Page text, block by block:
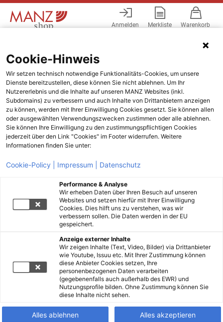
Anmelden Merkliste Warenkorb
Cookie-Hinweis
Wir setzen technisch notwendige Funktionalitäts-Cookies, um unsere
Dienste bereitzustellen, diese können Sie nicht ablehnen. Um Ihr
Nutzererlebnis und die Inhalte auf unseren MANZ Websites (inkl.
Subdomains) zu verbessern und auch Inhalte von Drittanbietern anzeigen
zu können, werden mit Ihrer Einwilligung Cookies gesetzt. Sie können allen
oder ausgewählten Verwendungszwecken zustimmen oder alle ablehnen.
Sie können Ihre Einwilligung zu den zustimmungspflichtigen Cookies
jederzeit über den Link "Cookies" im Footer widerrufen. Weitere
Informationen finden Sie unter:
Cookie-Policy | Impressum | Datenschutz
Performance & Analyse
Wir erheben Daten über Ihren Besuch auf unseren
Websites und setzen hierfür mit Ihrer Einwilligung
Cookies. Dies hilft uns zu verstehen, was wir
verbessern sollen. Die Daten werden in der EU
gespeichert.
Anzeige externer Inhalte
Wir zeigen Inhalte (Text, Video, Bilder) via Drittanbieter
wie Youtube, Issuu etc. Mit Ihrer Zustimmung können
diese Anbieter Cookies setzen, Ihre
personenbezogenen Daten verarbeiten
(gegebenenfalls auch außerhalb des EWR) und
Nutzungsprofile bilden. Ohne Zustimmung können Sie
diese Inhalte nicht sehen.
Alles ablehnen Alles akzeptieren